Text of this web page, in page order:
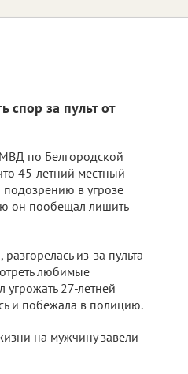
за пульт от
по Белгородской
45-летний местный
в угрозе
он пообещал лишить
из-за пульта
любимые
27-летней
и побежала в полицию.
на мужчину завели